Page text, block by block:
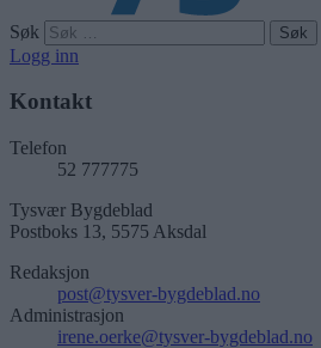
Søk
Logg inn
Kontakt
Telefon
52 777775
Tysvær Bygdeblad
Postboks 13, 5575 Aksdal
Redaksjon
post@tysver-bygdeblad.no
Administrasjon
irene.oerke@tysver-bygdeblad.no